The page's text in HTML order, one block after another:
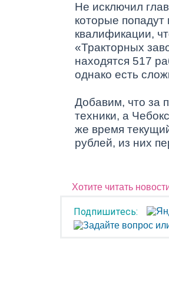
Не исключил
которые
квалификации,
«Тракторных
находятся 517
однако есть
Добавим, что за
техники, а
же время
рублей, из них
Хотите читать
Подпишитесь: